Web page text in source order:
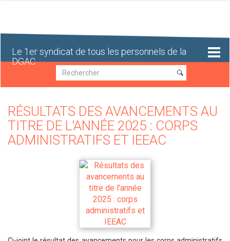
Le 1er syndicat de tous les personnels de la
DGAC
Recherche
Recherche
RÉSULTATS DES AVANCEMENTS AU
TITRE DE L'ANNÉE 2025 : CORPS
ADMINISTRATIFS ET IEEAC